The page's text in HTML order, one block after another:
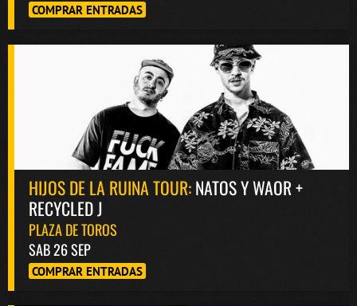
COMPRAR ENTRADAS
HIJOS DE LA RUINA TOUR:NATOS Y WAOR +
RECYCLED J
PLAZA DE TOROS
SAB 26 SEP
COMPRAR ENTRADAS